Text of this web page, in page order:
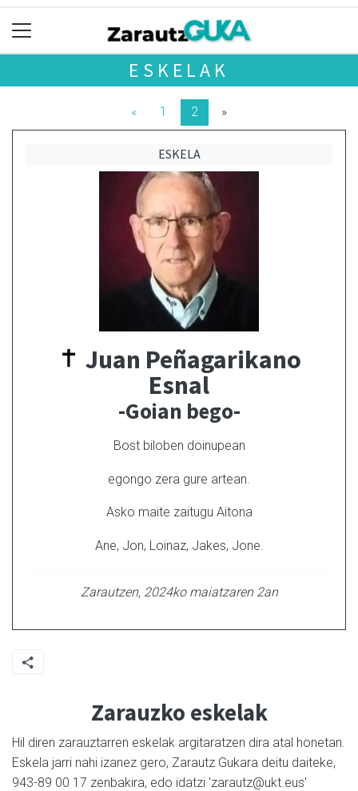
ESKELAK
« 1 2 »
ESKELA
Juan Peñagarikano
Esnal
-Goian bego-
Bost biloben doinupean
egongo zera gure artean.
Asko maite zaitugu Aitona
Ane, Jon, Loinaz, Jakes, Jone.
Zarautzen, 2024ko maiatzaren 2an
Zarauzko eskelak
Hil diren zarauztarren eskelak argitaratzen dira atal honetan.
Eskela jarri nahi izanez gero, Zarautz Gukara deitu daiteke,
943-89 00 17 zenbakira, edo idatzi 'zarautz@ukt.eus'